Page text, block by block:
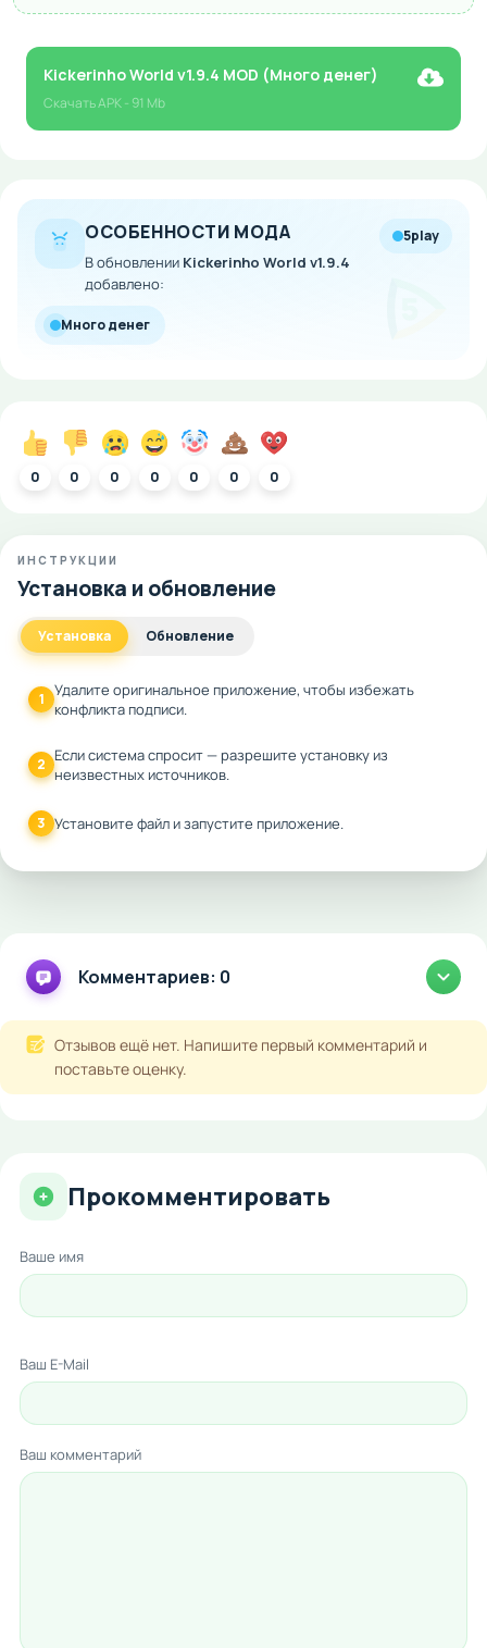
Kickerinho World v1.9.4 MOD (Много денег)
СкачатьAPK- 91 Mb
ОСОБЕННОСТИ МОДА
В обновлении Kickerinho World v1.9.4
добавлено:
5play
Много денег
0 0 0 0 0 0 0
ИНСТРУКЦИИ
Установка и обновление
Установка Обновление
1 Удалите оригинальное приложение, чтобы избежать
конфликта подписи.
2 Если система спросит — разрешите установку из
неизвестных источников.
3 Установите файл и запустите приложение.
Комментариев: 0
Отзывов ещё нет. Напишите первый комментарий и
поставьте оценку.
Прокомментировать
Ваше имя
Ваш E-Mail
Ваш комментарий